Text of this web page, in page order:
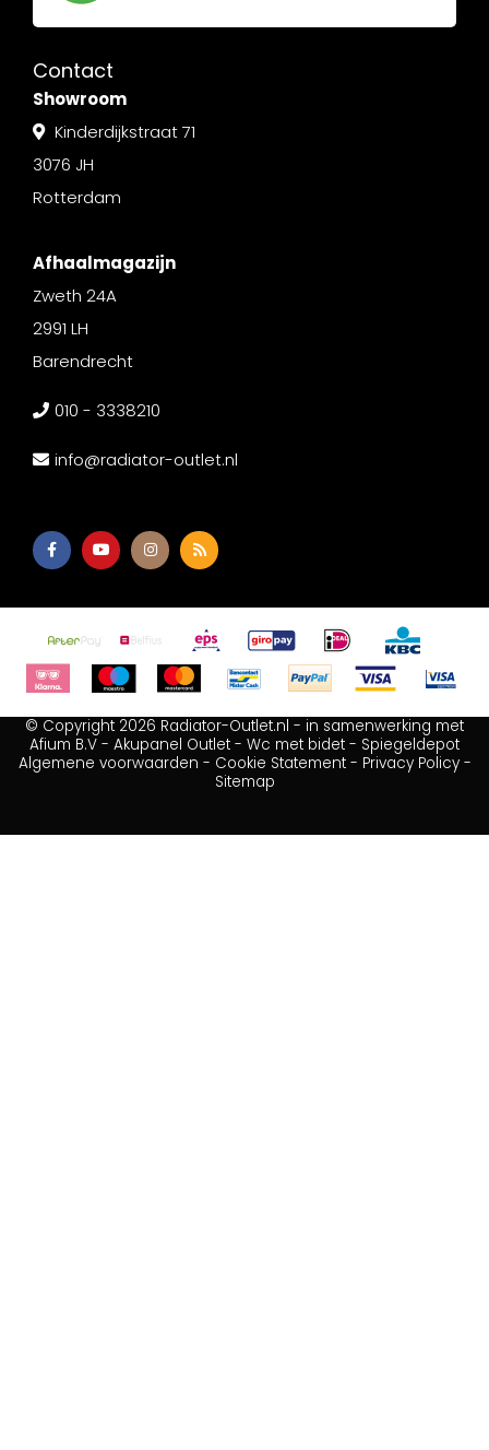
Contact
Showroom
Kinderdijkstraat 71
3076 JH
Rotterdam
Afhaalmagazijn
Zweth 24A
2991 LH
Barendrecht
010 - 3338210
info@radiator-outlet.nl
© Copyright 2026 Radiator-Outlet.nl - in samenwerking met
Afium B.V - Akupanel Outlet - Wc met bidet - Spiegeldepot
Algemene voorwaarden - Cookie Statement- Privacy Policy-
Sitemap